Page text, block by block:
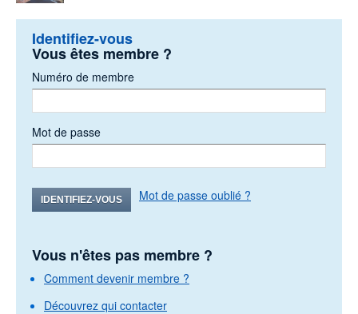
Identifiez-vous
Vous êtes membre ?
Numéro de membre
Mot de passe
IDENTIFIEZ-VOUS Mot de passe oublié ?
Vous n'êtes pas membre ?
Comment devenir membre ?
Découvrez qui contacter